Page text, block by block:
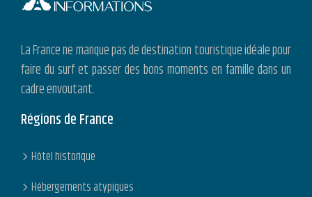
La France ne manque pas de destination touristique idéale pour
faire du surf et passer des bons moments en famille dans un
cadre envoutant.
Régions de France
Hôtel historique
Hébergements atypiques